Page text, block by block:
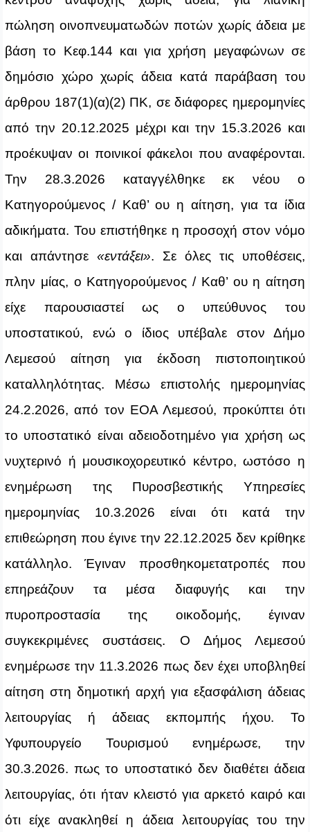
πώληση οινοπνευματωδών ποτών χωρίς άδεια με
βάση το Κεφ.144 και για χρήση μεγαφώνων σε
δημόσιο χώρο χωρίς άδεια κατά παράβαση του
άρθρου 187(1)(α)(2) ΠΚ, σε διάφορες ημερομηνίες
από την 20.12.2025 μέχρι και την 15.3.2026 και
προέκυψαν οι ποινικοί φάκελοι που αναφέρονται.
Την 28.3.2026 καταγγέλθηκε εκ νέου ο
Κατηγορούμενος / Καθ’ ου η αίτηση, για τα ίδια
αδικήματα. Του επιστήθηκε η προσοχή στον νόμο
και απάντησε «εντάξει». Σε όλες τις υποθέσεις,
πλην μίας, ο Κατηγορούμενος / Καθ’ ου η αίτηση
είχε παρουσιαστεί ως ο υπεύθυνος του
υποστατικού, ενώ ο ίδιος υπέβαλε στον Δήμο
Λεμεσού αίτηση για έκδοση πιστοποιητικού
καταλληλότητας. Μέσω επιστολής ημερομηνίας
24.2.2026, από τον ΕΟΑ Λεμεσού, προκύπτει ότι
το υποστατικό είναι αδειοδοτημένο για χρήση ως
νυχτερινό ή μουσικοχορευτικό κέντρο, ωστόσο η
ενημέρωση της Πυροσβεστικής Υπηρεσίες
ημερομηνίας 10.3.2026 είναι ότι κατά την
επιθεώρηση που έγινε την 22.12.2025 δεν κρίθηκε
κατάλληλο. Έγιναν προσθηκομετατροπές που
επηρεάζουν τα μέσα διαφυγής και την
πυροπροστασία της οικοδομής, έγιναν
συγκεκριμένες συστάσεις. Ο Δήμος Λεμεσού
ενημέρωσε την 11.3.2026 πως δεν έχει υποβληθεί
αίτηση στη δημοτική αρχή για εξασφάλιση άδειας
λειτουργίας ή άδειας εκπομπής ήχου. Το
Υφυπουργείο Τουρισμού ενημέρωσε, την
30.3.2026. πως το υποστατικό δεν διαθέτει άδεια
λειτουργίας, ότι ήταν κλειστό για αρκετό καιρό και
ότι είχε ανακληθεί η άδεια λειτουργίας του την